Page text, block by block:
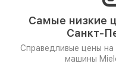
Самые низкие
Санкт-
Справедливые цены
машины